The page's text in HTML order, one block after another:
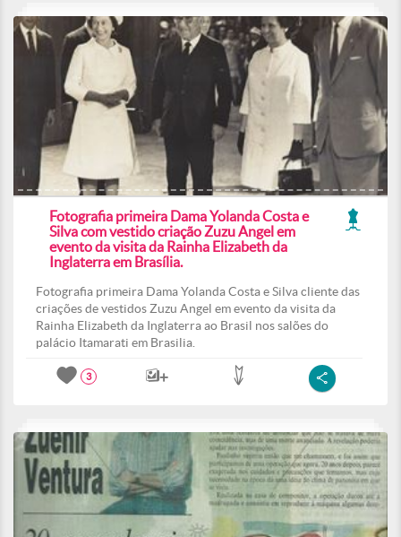
Fotografia primeira Dama Yolanda Costa e
Silva com vestido criação Zuzu Angel em
evento da visita da Rainha Elizabeth da
Inglaterra em Brasília.
Fotografia primeira Dama Yolanda Costa e Silva cliente das
criações de vestidos Zuzu Angel em evento da visita da
Rainha Elizabeth da Inglaterra ao Brasil nos salões do
palácio Itamarati em Brasilia.
3